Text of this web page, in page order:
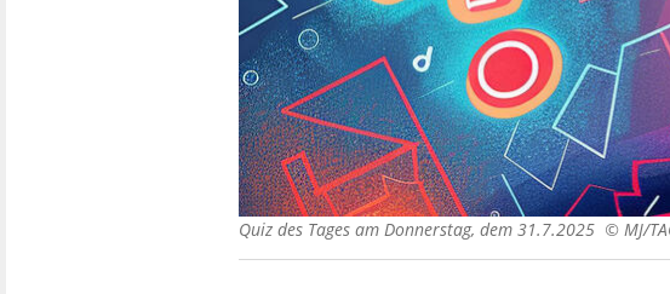
Quiz des Tages am Donnerstag, dem 31.7.2025 © MJ/